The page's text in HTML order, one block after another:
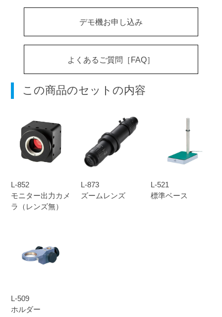
デモ機お申し込み
よくあるご質問［FAQ］
この商品のセットの内容
L-852
モニター出力カメ
ラ（レンズ無）
L-873
ズームレンズ
L-521
標準ベース
L-509
ホルダー